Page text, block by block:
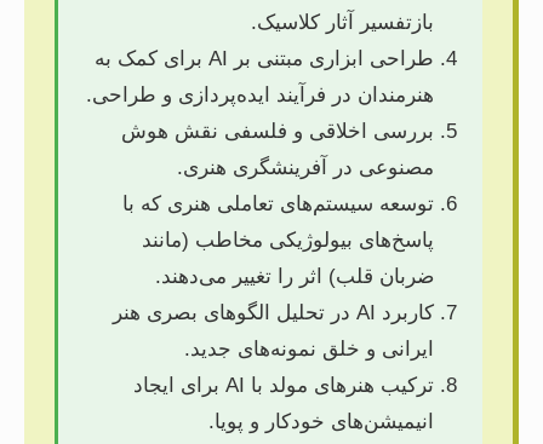
بازتفسیر آثار کلاسیک.
طراحی ابزاری مبتنی بر AI برای کمک به
هنرمندان در فرآیند ایده‌پردازی و طراحی.
بررسی اخلاقی و فلسفی نقش هوش
مصنوعی در آفرینشگری هنری.
توسعه سیستم‌های تعاملی هنری که با
پاسخ‌های بیولوژیکی مخاطب (مانند
ضربان قلب) اثر را تغییر می‌دهند.
کاربرد AI در تحلیل الگوهای بصری هنر
ایرانی و خلق نمونه‌های جدید.
ترکیب هنرهای مولد با AI برای ایجاد
انیمیشن‌های خودکار و پویا.